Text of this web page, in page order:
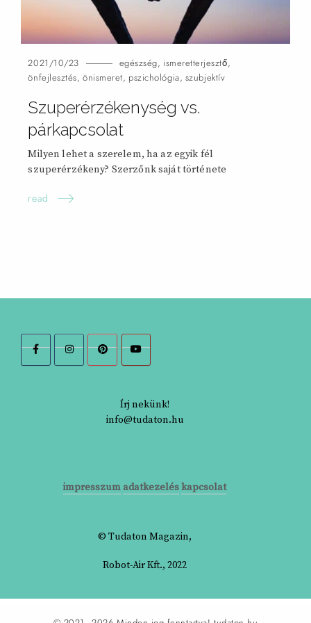
2021/10/23 egészség, ismeretterjesztő,
önfejlesztés,önismeret, pszichológia, szubjektív
Szuperérzékenység vs.
párkapcsolat
Milyen lehet a szerelem, ha az egyik fél
szuperérzékeny? Szerzőnk saját története
read
Írj nekünk!
info@tudaton.hu
impresszum adatkezeléskapcsolat
© Tudaton Magazin,
Robot-Air Kft., 2022